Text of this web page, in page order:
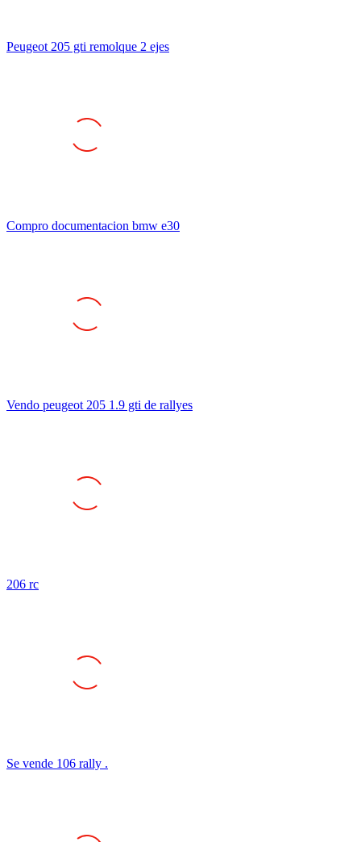
Peugeot 205 gti remolque 2 ejes
Compro documentacion bmw e30
Vendo peugeot 205 1.9 gti de rallyes
206 rc
Se vende 106 rally .